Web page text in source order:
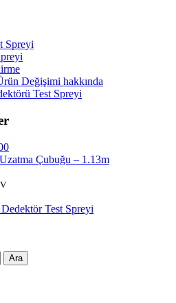
Spreyi
Değişimi hakkında
Test Spreyi
Çubuğu – 1.13m
Test Spreyi
Ara